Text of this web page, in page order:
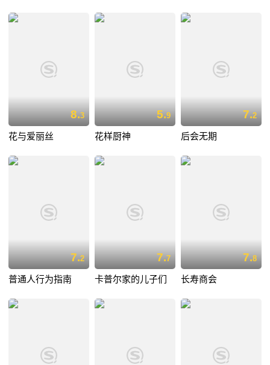
8.3
花与爱丽丝
5.9
花样厨神
7.2
后会无期
7.2
普通人行为指南
7.7
卡普尔家的儿子们
7.8
长寿商会